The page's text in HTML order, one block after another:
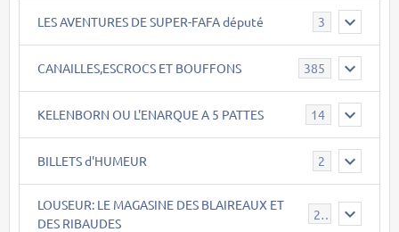
LES AVENTURES DE SUPER-FAFA député 3
CANAILLES,ESCROCS ET BOUFFONS 385
KELENBORN OU L'ENARQUE A 5 PATTES 14
BILLETS d'HUMEUR 2
LOUSEUR: LE MAGASINE DES BLAIREAUX ET
DES RIBAUDES
21